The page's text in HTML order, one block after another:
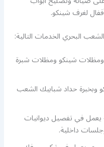
لغرف شينكو.
البحري الخدمات التالية:
شينكو ومظلات شبرة
وبخبرة حداد شبابيك الشعب
يعمل في تفصيل ديوانيات
داخلية.